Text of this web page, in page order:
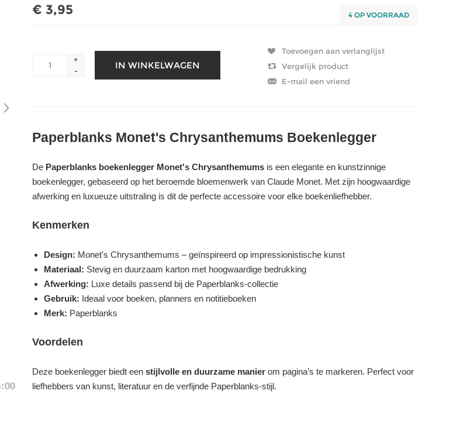
€ 3,95 4 OP VOORRAAD
+
-
Paperblanks Monet's Chrysanthemums Boekenlegger
De Paperblanks boekenlegger Monet's Chrysanthemums is een elegante en kunstzinnige
boekenlegger, gebaseerd op het beroemde bloemenwerk van Claude Monet. Met zijn hoogwaardige
afwerking en luxueuze uitstraling is dit de perfecte accessoire voor elke boekenliefhebber.
Kenmerken
Design: Monet's Chrysanthemums – geïnspireerd op impressionistische kunst
Materiaal: Stevig en duurzaam karton met hoogwaardige bedrukking
Afwerking: Luxe details passend bij de Paperblanks-collectie
Gebruik: Ideaal voor boeken, planners en notitieboeken
Merk: Paperblanks
Voordelen
Deze boekenlegger biedt een stijlvolle en duurzame manier om pagina’s te markeren. Perfect voor
liefhebbers van kunst, literatuur en de verfijnde Paperblanks-stijl.